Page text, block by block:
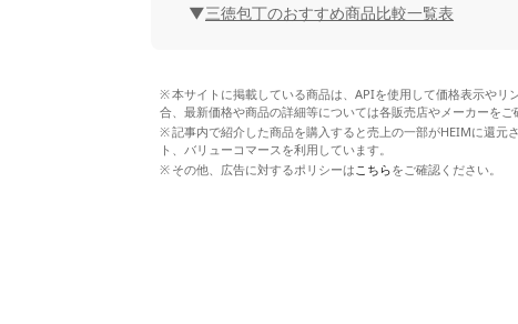
三徳包丁のおすすめ商品比較一覧表
本サイトに掲載している商品は、APIを使用して価格表示や
合、最新価格や商品の詳細等については各販売店やメーカーをご
記事内で紹介した商品を購入すると売上の一部がHEIMに還
ト、バリューコマースを利用しています。
その他、広告に対するポリシーは こちらをご確認ください。